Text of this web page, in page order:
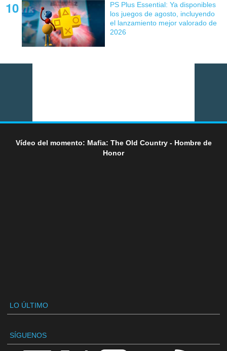
PS Plus Essential: Ya disponibles
los juegos de agosto, incluyendo
el lanzamiento mejor valorado de
2026
Vídeo del momento: Mafia: The Old Country - Hombre de
Honor
LO ÚLTIMO
SÍGUENOS